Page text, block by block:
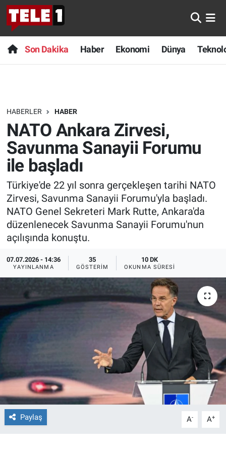
Son Dakika Haber Ekonomi Dünya
HABERLER HABER
NATO Ankara Zirvesi,
Savunma Sanayii Forumu
ile başladı
Türkiye'de 22 yıl sonra gerçekleşen tarihi NATO
Zirvesi, Savunma Sanayii Forumu'yla başladı.
NATO Genel Sekreteri Mark Rutte, Ankara'da
düzenlenecek Savunma Sanayii Forumu'nun
açılışında konuştu.
07.07.2026 - 14:36
YAYINLANMA
35
GÖSTERIM
10 DK
OKUNMA SÜRESI
Paylaş A- A+
Anında Manşet
Başka Sohbetler
Bilim turu
Bilim ve Teknoloji Evreni
Doğa Konuşuyor
Dünya
Ege Saati
Ege'den Esintiler
Eğitim
Eğlence
Gerçeğin İzinde
Gün Başlıyor
Gün Bitiyor
Son Dakika
Haber
Dünya
Sağlık
Spor
Yayın Akışı
İletişim
Nöbetçi Eczaneler
Hava Durumu
Trafik Durumu
Süper Lig Puan Durumu ve Fikstür
Tüm Manşetler
Son Dakika Haberleri
Haber Arşivi